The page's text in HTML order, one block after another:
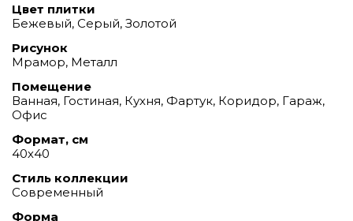
Цвет плитки
Бежевый, Серый, Золотой
Рисунок
Мрамор, Металл
Помещение
Ванная, Гостиная, Кухня, Фартук, Коридор, Гараж,
Офис
Формат, см
40х40
Стиль коллекции
Современный
Форма